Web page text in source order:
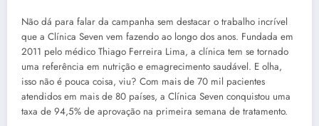
Não dá para falar da campanha sem destacar o trabalho incrível
que a Clínica Seven vem fazendo ao longo dos anos. Fundada em
2011 pelo médico Thiago Ferreira Lima, a clínica tem se tornado
uma referência em nutrição e emagrecimento saudável. E olha,
isso não é pouca coisa, viu? Com mais de 70 mil pacientes
atendidos em mais de 80 países, a Clínica Seven conquistou uma
taxa de 94,5% de aprovação na primeira semana de tratamento.